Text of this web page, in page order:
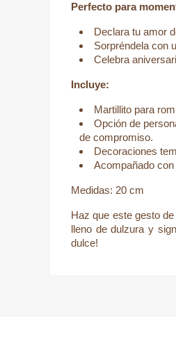
Perfecto para
Declara tu amor
Sorpréndela con
Celebra
Incluye:
Martillito para
Opción de
de compromiso.
Decoraciones
Acompañado
Medidas: 20 cm
Haz que este gesto
lleno de dulzura y
dulce!